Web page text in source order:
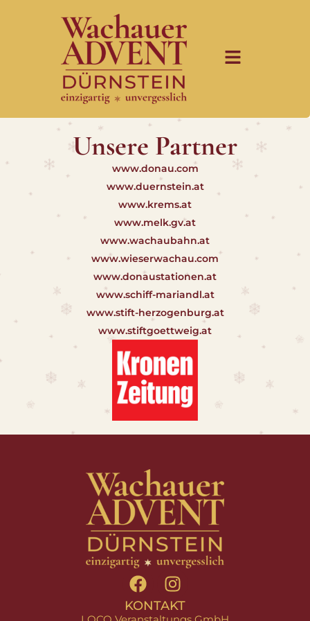
Unsere Partner
www.donau.com
www.duernstein.at
www.krems.at
www.melk.gv.at
www.wachaubahn.at
www.wieserwachau.com
www.donaustationen.at
www.schiff-mariandl.at
www.stift-herzogenburg.at
www.stiftgoettweig.at
KONTAKT